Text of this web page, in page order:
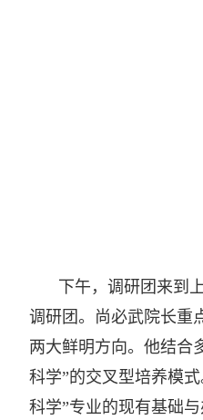
下午，调研团来到
调研团。尚必武院长重
两大鲜明方向。他结合
科学”的交叉型培养模
科学”专业的现有基础